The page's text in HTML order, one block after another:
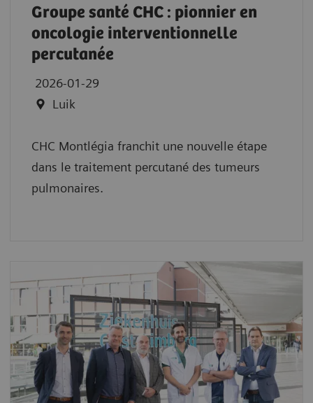
Groupe santé CHC : pionnier en
oncologie interventionnelle
percutanée
2026-01-29
Luik
CHC Montlégia franchit une nouvelle étape
dans le traitement percutané des tumeurs
pulmonaires.